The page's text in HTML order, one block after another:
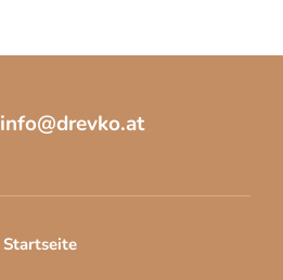
e
l
m
n
info@drevko.at
Startseite